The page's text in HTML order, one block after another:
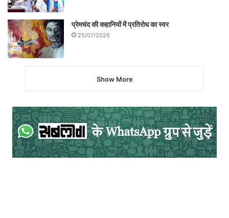
प्रेमचंद की कहानियों में प्रतिरोध का स्वर
25/07/2026
Show More